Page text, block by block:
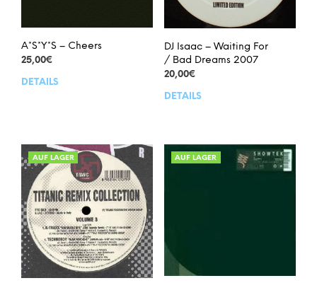
Produktseite
gewählt
werden
A*S*Y*S – Cheers
25,00€
DETAILS
DJ Isaac – Waiting For
/ Bad Dreams 2007
20,00€
DETAILS
AUF LAGER AUF LAGER